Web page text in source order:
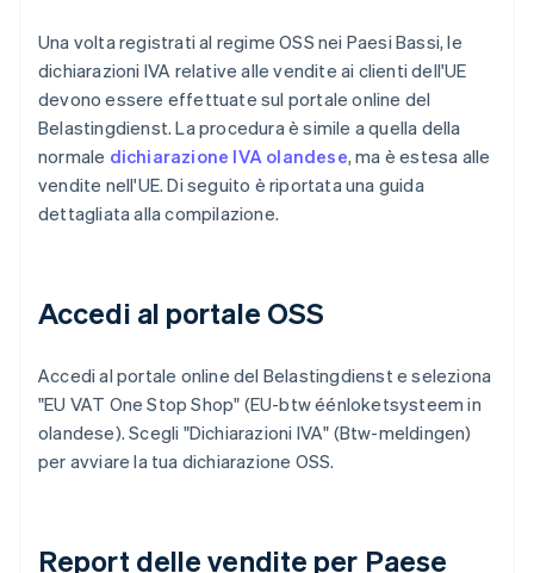
Una volta registrati al regime OSS nei Paesi Bassi, le
dichiarazioni IVA relative alle vendite ai clienti dell'UE
devono essere effettuate sul portale online del
Belastingdienst. La procedura è simile a quella della
normale dichiarazione IVA olandese, ma è estesa alle
vendite nell'UE. Di seguito è riportata una guida
dettagliata alla compilazione.
Accedi al portale OSS
Accedi al portale online del Belastingdienst e seleziona
"EU VAT One Stop Shop" (EU-btw éénloketsysteem in
olandese). Scegli "Dichiarazioni IVA" (Btw-meldingen)
per avviare la tua dichiarazione OSS.
Report delle vendite per Paese